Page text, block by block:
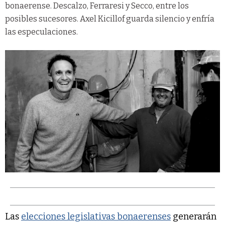
bonaerense. Descalzo, Ferraresi y Secco, entre los
posibles sucesores. Axel Kicillof guarda silencio y enfría
las especulaciones.
Las elecciones legislativas bonaerenses generarán